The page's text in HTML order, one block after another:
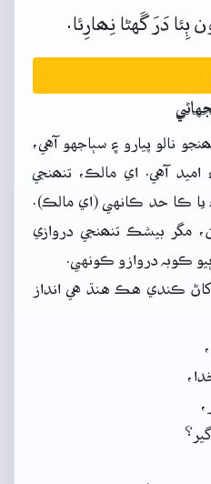
ٻِئا دَرَ گَهڻا نِھارِئا.
نالو پيارو ۽ سٻاجهو آهي،
آهي. اي مالڪ، تنھنجي
ڪا حد ڪانهي (اي مالڪ).
مگر بيشڪ تنھنجي دروازي
ڪوبہ دروازو ڪونهي.
ڪندي هڪ هنڌ هي انداز